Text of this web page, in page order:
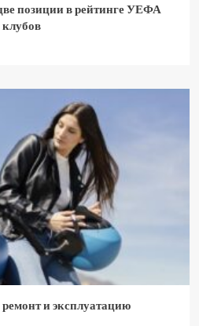
позиции в рейтинге УЕФА
и эксплуатацию